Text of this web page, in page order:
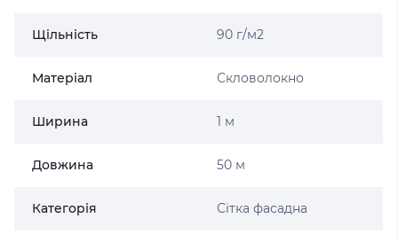
Щільність 90 г/м2
Матеріал Скловолокно
Ширина 1 м
Довжина 50 м
Категорія Сітка фасадна